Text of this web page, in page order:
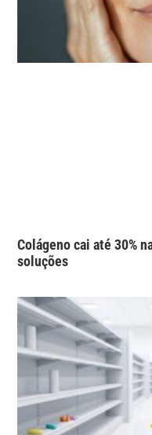
Colágeno cai até 30%
soluções